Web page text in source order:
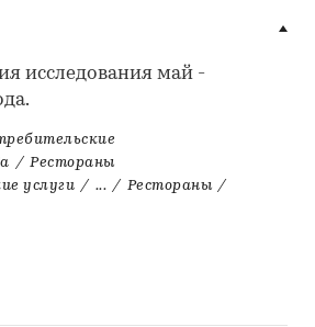
исследования май -
/ Рестораны
услуги / ... / Рестораны /